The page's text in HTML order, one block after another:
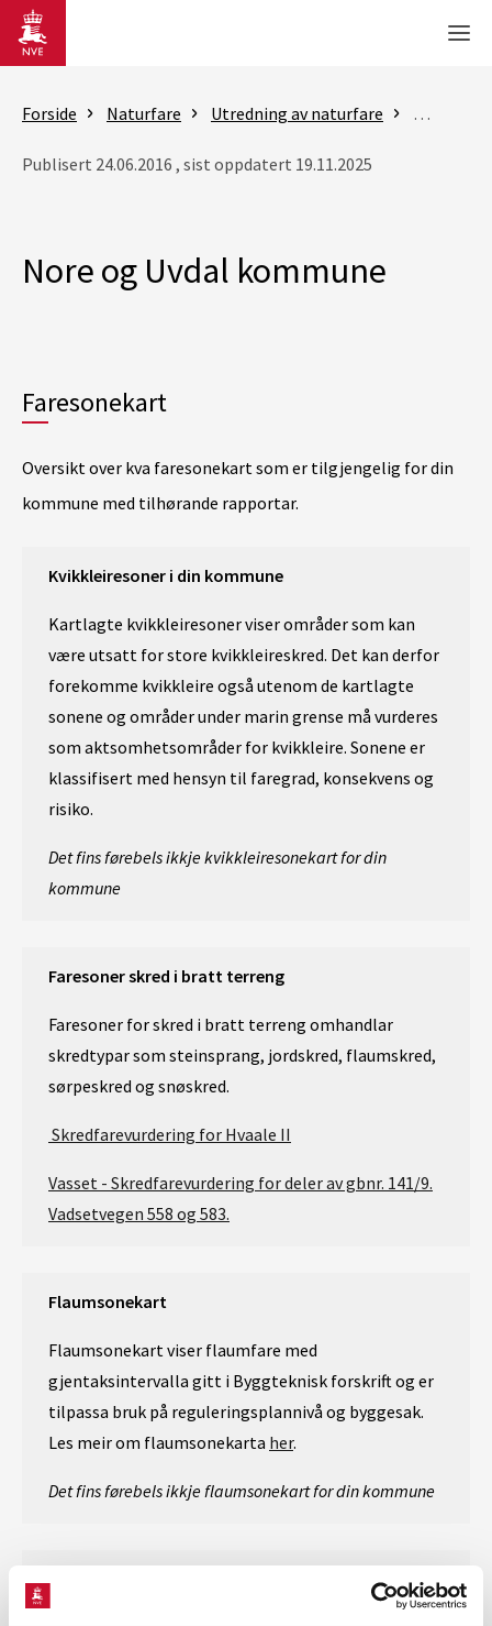
Gå til hovedinnhold
Forside Naturfare Utredning av naturfare Flom- og
Publisert 24.06.2016 , sist oppdatert 19.11.2025
Nore og Uvdal kommune
Faresonekart
Oversikt over kva faresonekart som er tilgjengelig for din
kommune med tilhørande rapportar.
Kvikkleiresoner i din kommune
Kartlagte kvikkleiresoner viser områder som kan
være utsatt for store kvikkleireskred. Det kan derfor
forekomme kvikkleire også utenom de kartlagte
sonene og områder under marin grense må vurderes
som aktsomhetsområder for kvikkleire. Sonene er
klassifisert med hensyn til faregrad, konsekvens og
risiko.
Det fins førebels ikkje kvikkleiresonekart for din
kommune
Faresoner skred i bratt terreng
Faresoner for skred i bratt terreng omhandlar
skredtypar som steinsprang, jordskred, flaumskred,
sørpeskred og snøskred.
Skredfarevurdering for Hvaale II
Vasset - Skredfarevurdering for deler av gbnr. 141/9.
Vadsetvegen 558 og 583.
Flaumsonekart
Flaumsonekart viser flaumfare med
gjentaksintervalla gitt i Byggteknisk forskrift og er
tilpassa bruk på reguleringsplannivå og byggesak.
Les meir om flaumsonekarta her.
Det fins førebels ikkje flaumsonekart for din kommune
Aktsemdkart - for områder uten faresonekart